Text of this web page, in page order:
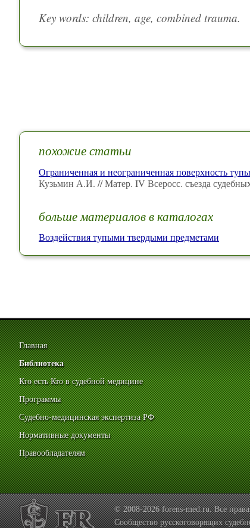
Key words: children, age, combined trauma.
похожие статьи
Ограниченная и неограниченная поверхность
Кузьмин А.И. // Матер. IV Всеросс. съезда
больше материалов в каталогах
Воздействия тупыми твердыми предметами
Главная
Библиотека
Кто есть Кто в судебной медицине
Программы
Судебно-медицинская экспертиза РФ
Нормативные документы
Правообладателям
© 2008-2026 forens-med.ru. Все
Сообщество русскоговорящих